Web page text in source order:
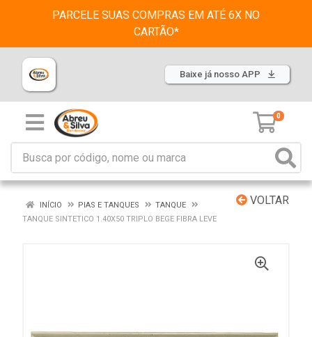
PARCELE SUAS COMPRAS EM ATÉ 6X NO
CARTÃO*
Baixe já nosso APP
0
VOLTAR
INÍCIO PIAS E TANQUES
TANQUE
TANQUE SINTETICO 1.40X50 TRIPLO BEGE FIBRA LEVE